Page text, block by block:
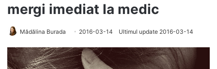
mergi imediat la medic
Mădălina Burada 2016-03-14 Ultimul update 2016-03-14